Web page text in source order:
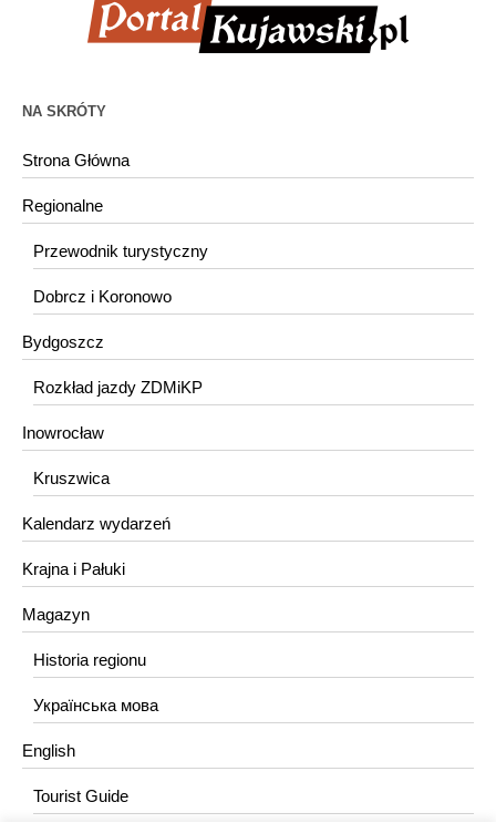
NA SKRÓTY
Strona Główna
Regionalne
Przewodnik turystyczny
Dobrcz i Koronowo
Bydgoszcz
Rozkład jazdy ZDMiKP
Inowrocław
Kruszwica
Kalendarz wydarzeń
Krajna i Pałuki
Magazyn
Historia regionu
Українська мова
English
Tourist Guide